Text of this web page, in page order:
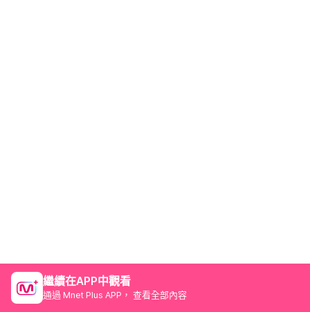
繼續在APP中觀看
通過 Mnet Plus APP， 查看全部內容